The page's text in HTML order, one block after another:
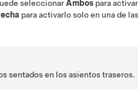
seleccionar Ambos para
para activarlo solo en una de las
sentados en los asientos traseros.